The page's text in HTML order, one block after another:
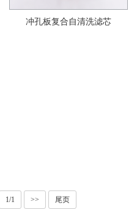
冲孔板复合自清洗滤芯
1/1 >> 尾页